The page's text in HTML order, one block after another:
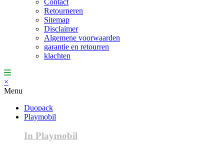
Retourneren
Sitemap
Disclaimer
Algemene voorwaarden
garantie en retourren
klachten
×
Menu
Duopack
Playmobil
In Playmobil